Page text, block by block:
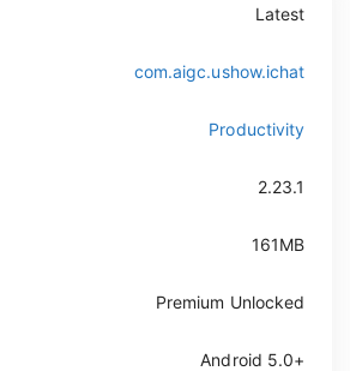
Latest
com.aigc.ushow.ichat
Productivity
2.23.1
161MB
Premium Unlocked
Android 5.0+